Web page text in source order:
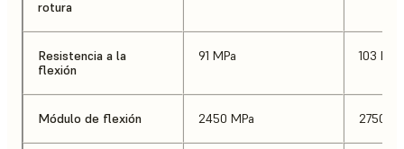
rotura
Resistencia a la
flexión
91 MPa 103 MPa
Módulo de flexión 2450 MPa 2750